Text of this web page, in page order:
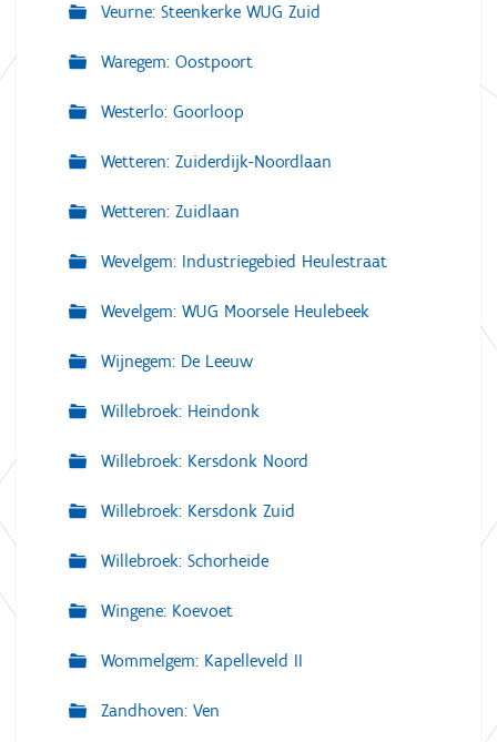
Veurne: Steenkerke WUG Zuid
Waregem: Oostpoort
Westerlo: Goorloop
Wetteren: Zuiderdijk-Noordlaan
Wetteren: Zuidlaan
Wevelgem: Industriegebied Heulestraat
Wevelgem: WUG Moorsele Heulebeek
Wijnegem: De Leeuw
Willebroek: Heindonk
Willebroek: Kersdonk Noord
Willebroek: Kersdonk Zuid
Willebroek: Schorheide
Wingene: Koevoet
Wommelgem: Kapelleveld II
Zandhoven: Ven